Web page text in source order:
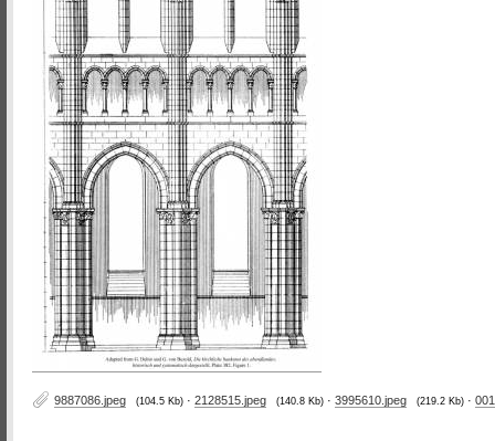
9887086.jpeg (104.5 Kb) · 2128515.jpeg (140.8 Kb) · 3995610.jpeg (219.2 Kb) ·